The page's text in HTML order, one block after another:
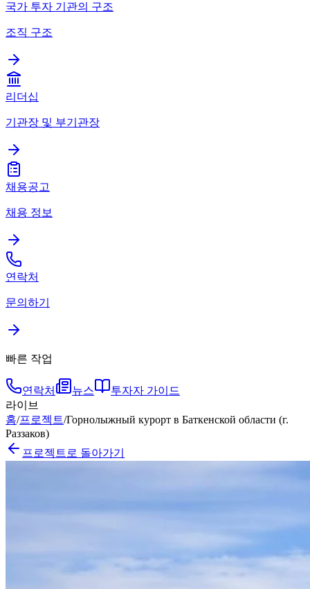
국가 투자 기관의 구조
조직 구조
리더십
기관장 및 부기관장
채용공고
채용 정보
연락처
문의하기
빠른 작업
연락처 뉴스
투자자 가이드
라이브
홈/프로젝트/Горнолыжный курорт в Баткенской области (г.
Раззаков)
프로젝트로 돌아가기